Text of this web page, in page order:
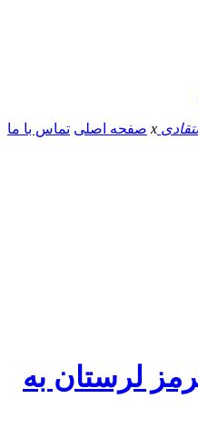
x صفحه اصلی تماس با ما
لرستان به